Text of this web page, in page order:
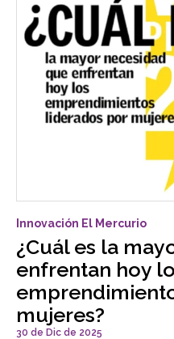
Innovación El Mercurio
¿Cuál es la
enfrentan hoy
mujeres?
30 de Dic de 2025